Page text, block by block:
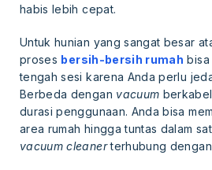
habis lebih cepat.
Untuk hunian yang sangat besar
proses bersih-bersih rumah bisa
tengah sesi karena Anda perlu
Berbeda dengan vacuum
durasi penggunaan. Anda bisa
area rumah hingga tuntas dalam
vacuum cleanerterhubung